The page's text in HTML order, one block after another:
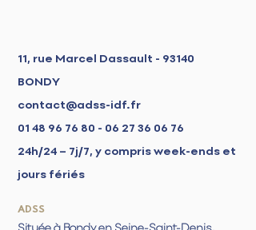
11, rue Marcel Dassault - 93140
BONDY
contact@adss-idf.fr
01 48 96 76 80 - 06 27 36 06 76
24h/24 – 7j/7, y compris week-ends et
jours fériés
ADSS